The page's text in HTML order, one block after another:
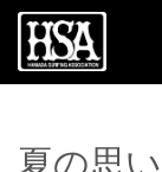
夏の思